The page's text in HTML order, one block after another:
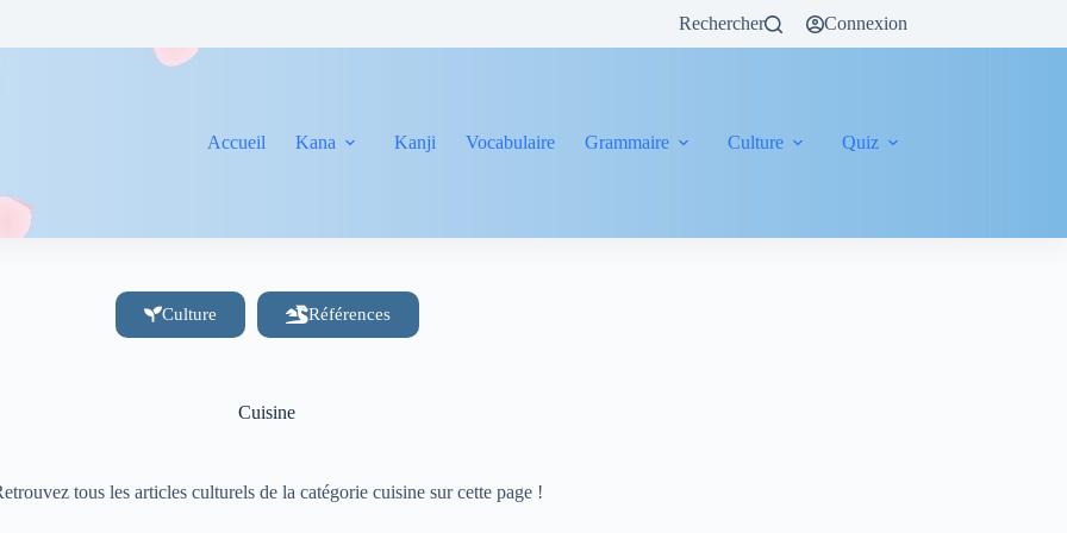
Rechercher Connexion
Accueil Kana Kanji Vocabulaire Grammaire Culture Quiz
Culture Références
Cuisine
tous les articles culturels de la catégorie cuisine sur cette page !